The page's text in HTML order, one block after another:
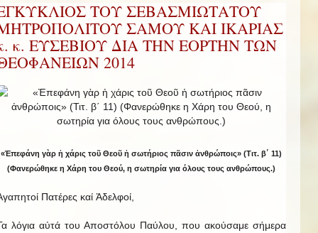
ΤΟΥ ΣΕΒΑΣΜΙΩΤΑΤΟΥ
ΣΑΜΟΥ ΚΑΙ ΙΚΑΡΙΑΣ
κ. ΕΥΣΕΒΙΟΥ ΔΙΑ ΤΗΝ ΕΟΡΤΗΝ ΤΩΝ
2014
«Ἐπεφάνη γὰρ ἡ χάρις τοῦ Θεοῦ ἡ σωτήριος πᾶσιν ἀνθρώποις» (Τιτ. β΄ 11)
(Φανερώθηκε η Χάρη του Θεού, η σωτηρία για όλους τους ανθρώπους.)
Πατέρες καί Ἀδελφοί,
λόγια αὐτά του Αποστόλου Παύλου, που ακούσαμε σήμερα